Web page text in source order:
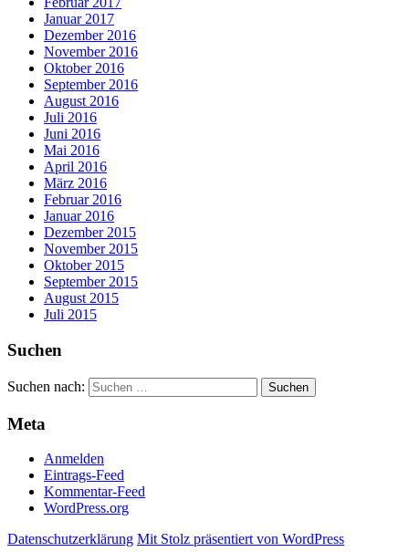
Januar 2017
Dezember 2016
November 2016
Oktober 2016
September 2016
August 2016
Juli 2016
Juni 2016
Mai 2016
April 2016
März 2016
Februar 2016
Januar 2016
Dezember 2015
November 2015
Oktober 2015
September 2015
August 2015
Juli 2015
Suchen
Suchen nach:
Meta
Anmelden
Eintrags-Feed
Kommentar-Feed
WordPress.org
Datenschutzerklärung Mit Stolz präsentiert von WordPress